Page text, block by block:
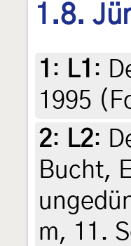
1.8.
1 : L1 :
1995
2: L2:
Bucht,
m, 11.